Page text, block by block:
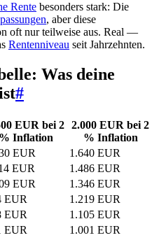
Rente besonders stark: Die
, aber diese
oft nur teilweise aus. Real —
Rentenniveau seit Jahrzehnten.
Was deine
#
EUR bei 2
% Inflation
2.000 EUR bei 2
% Inflation
EUR
1.640 EUR
EUR
1.486 EUR
EUR
1.346 EUR
EUR
1.219 EUR
EUR
1.105 EUR
EUR
1.001 EUR